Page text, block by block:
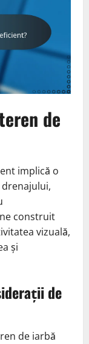
de
implică o
construit
vizuală,
și
de
de iarbă